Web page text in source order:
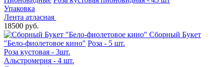
Упаковка
Лента атласная
18500 руб.
Сборный Букет
"Бело-фиолетовое кино" Роза - 5 шт.
Роза кустовая - 3шт.
Альстромерия - 4 шт.